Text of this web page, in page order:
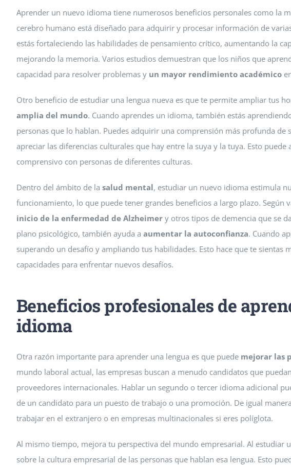
Aprender un nuevo idioma tiene numerosos beneficios personales como la
cerebro humano está diseñado para adquirir y procesar información de
estás fortaleciendo las habilidades de pensamiento crítico, aumentando la
mejorando la memoria. Varios estudios demuestran que los niños que
capacidad para resolver problemas y un mayor rendimiento académico
Otro beneficio de estudiar una lengua nueva es que te permite ampliar tus
amplia del mundo. Cuando aprendes un idioma, también estás
personas que lo hablan. Puedes adquirir una comprensión más profunda de
apreciar las diferencias culturales que hay entre la suya y la tuya. Esto
comprensivo con personas de diferentes culturas.
Dentro del ámbito de la salud mental, estudiar un nuevo idioma estimula
funcionamiento, lo que puede tener grandes beneficios a largo plazo. Según
inicio de la enfermedad de Alzheimery otros tipos de demencia que se
plano psicológico, también ayuda a aumentar la autoconfianza. Cuando
superando un desafío y ampliando tus habilidades. Esto hace que te sientas
capacidades para enfrentar nuevos desafíos.
Beneficios profesionales de
idioma
Otra razón importante para aprender una lengua es que puede mejorar las
mundo laboral actual, las empresas buscan a menudo candidatos que
proveedores internacionales. Hablar un segundo o tercer idioma adicional
de un candidato para un puesto de trabajo o una promoción. De igual
trabajar en el extranjero o en empresas multinacionales si eres políglota.
Al mismo tiempo, mejora tu perspectiva del mundo empresarial. Al estudiar
sobre la cultura empresarial de las personas que hablan esa lengua. Esto